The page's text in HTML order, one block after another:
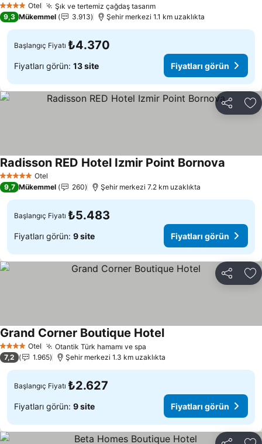
4 Yıldız Otel Şık ve tertemiz çağdaş tasarım
9,3 Mükemmel 3.913 Şehir merkezi 1.1 km uzaklıkta
Başlangıç Fiyatı ₺4.370
Fiyatları görün: 13 site Fiyatları görün
Paylaş
5 Yıldız Otel
Radisson RED Hotel Izmir Point Bornova
9,7 Mükemmel 260 Şehir merkezi 7.2 km uzaklıkta
Başlangıç Fiyatı ₺5.483
Fiyatları görün: 9 site Fiyatları görün
Paylaş
4 Yıldız Otel Otantik Türk hamamı ve spa
Grand Corner Boutique Hotel
7,2 1.965 Şehir merkezi 1.3 km uzaklıkta
Başlangıç Fiyatı ₺2.627
Fiyatları görün: 9 site Fiyatları görün